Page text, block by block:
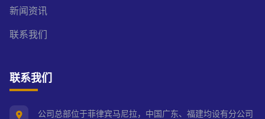
新闻资讯
联系我们
联系我们
公司总部位于菲律宾马尼拉，中国广东、福建均设有分公司